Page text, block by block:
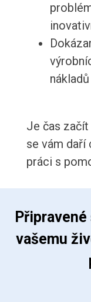
nákladů
Je čas
se vám daří
práci s
vašemu